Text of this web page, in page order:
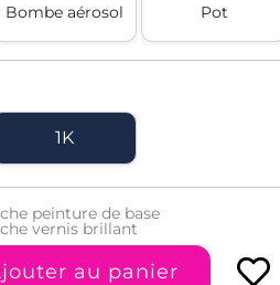
Bombe aérosol Pot
1K
peinture de base
vernis brillant
au panier